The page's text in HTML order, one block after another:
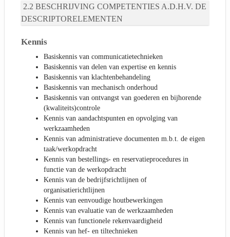
BESCHRIJVING COMPETENTIES A.D.H.V. DE
DESCRIPTORELEMENTEN
Kennis
Basiskennis van communicatietechnieken
Basiskennis van delen van expertise en kennis
Basiskennis van klachtenbehandeling
Basiskennis van mechanisch onderhoud
Basiskennis van ontvangst van goederen en bijhorende
(kwaliteits)controle
Kennis van aandachtspunten en opvolging van
werkzaamheden
Kennis van administratieve documenten m.b.t. de eigen
taak/werkopdracht
Kennis van bestellings- en reservatieprocedures in
functie van de werkopdracht
Kennis van de bedrijfsrichtlijnen of
organisatierichtlijnen
Kennis van eenvoudige houtbewerkingen
Kennis van evaluatie van de werkzaamheden
Kennis van functionele rekenvaardigheid
Kennis van hef- en tiltechnieken